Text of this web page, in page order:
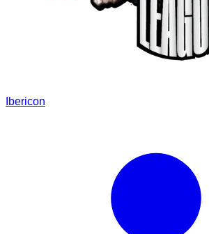
Ibericon